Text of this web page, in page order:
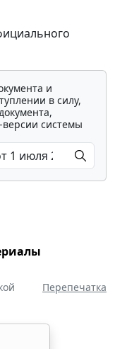
и
в силу,
версии системы
Перепечатка